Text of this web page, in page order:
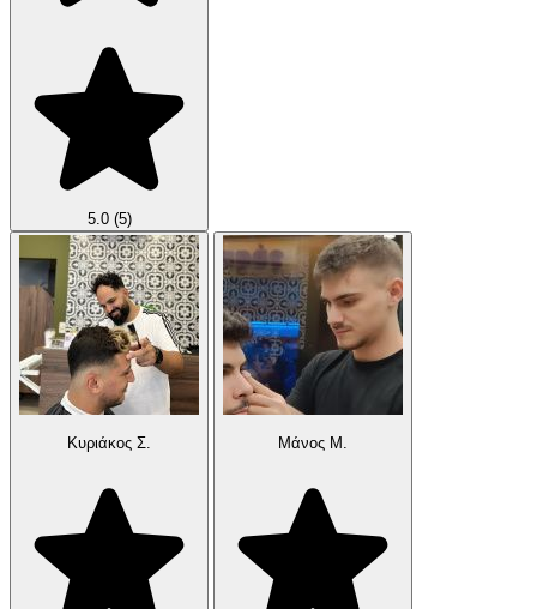
5.0 (5)
Κυριάκος Σ. Μάνος Μ.